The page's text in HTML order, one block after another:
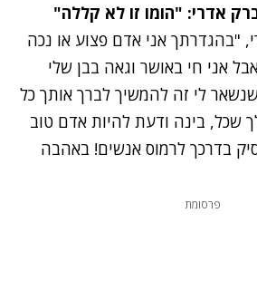
אדרי: "הומו זו לא קללה"
"בהגדרתך אני אדם פצוע או נכה
אני חי באושר וגאה בבן שלי
לי זה להמשיך לברך אותך כל
שכל, בינה ודעת להיות אדם טוב
בדרכך לרמוס אנשים! באהבה
פרסומת